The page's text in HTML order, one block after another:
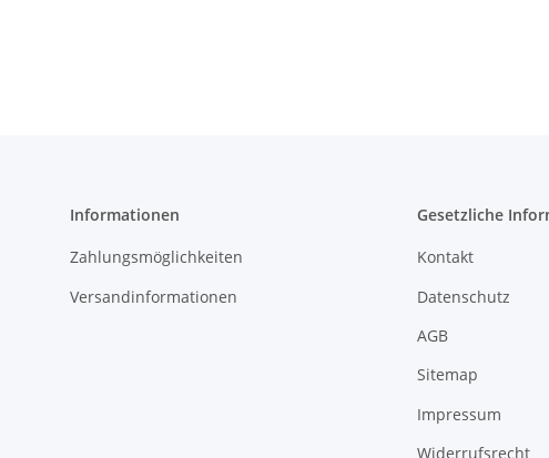
Informationen
Zahlungsmöglichkeiten
Versandinformationen
Gesetzliche
Kontakt
Datenschutz
AGB
Sitemap
Impressum
Widerrufsrecht